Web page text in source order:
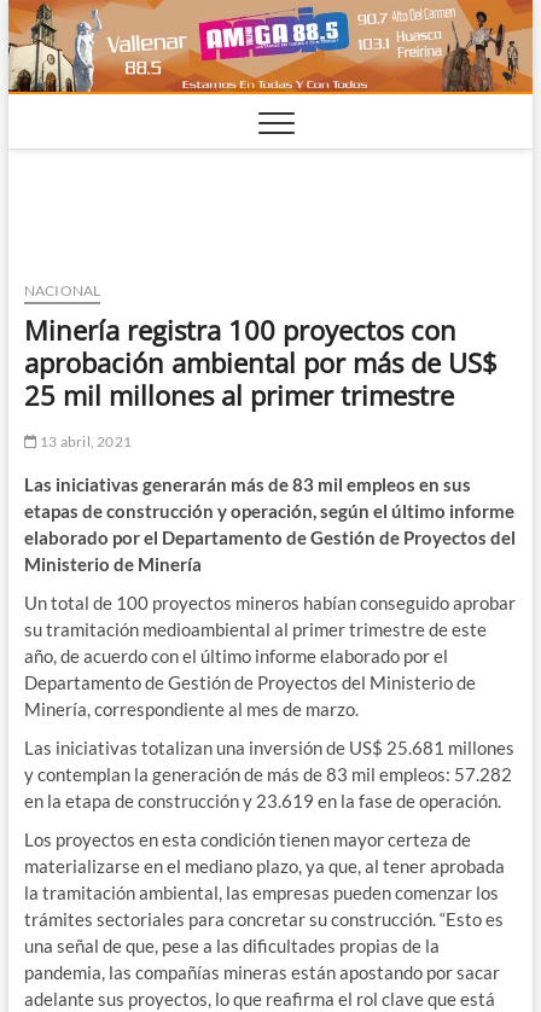
Saltar
al
contenido
NACIONAL
Minería registra 100 proyectos con
aprobación ambiental por más de US$
25 mil millones al primer trimestre
13 abril, 2021
Las iniciativas generarán más de 83 mil empleos en sus
etapas de construcción y operación, según el último informe
elaborado por el Departamento de Gestión de Proyectos del
Ministerio de Minería
Un total de 100 proyectos mineros habían conseguido aprobar
su tramitación medioambiental al primer trimestre de este
año, de acuerdo con el último informe elaborado por el
Departamento de Gestión de Proyectos del Ministerio de
Minería, correspondiente al mes de marzo.
Las iniciativas totalizan una inversión de US$ 25.681 millones
y contemplan la generación de más de 83 mil empleos: 57.282
en la etapa de construcción y 23.619 en la fase de operación.
Los proyectos en esta condición tienen mayor certeza de
materializarse en el mediano plazo, ya que, al tener aprobada
la tramitación ambiental, las empresas pueden comenzar los
trámites sectoriales para concretar su construcción. “Esto es
una señal de que, pese a las dificultades propias de la
pandemia, las compañías mineras están apostando por sacar
adelante sus proyectos, lo que reafirma el rol clave que está